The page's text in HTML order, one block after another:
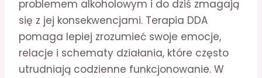
problemem alkoholowym i do dziś zmagają
się z jej konsekwencjami. Terapia DDA
pomaga lepiej zrozumieć swoje emocje,
relacje i schematy działania, które często
utrudniają codzienne funkcjonowanie. W